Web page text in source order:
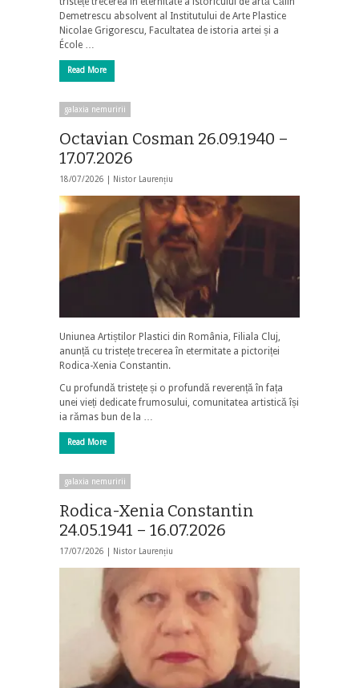
Demetrescu absolvent al Institutului de Arte Plastice
Nicolae Grigorescu, Facultatea de istoria artei și a
École …
Read More
galaxia nemuririi
Octavian Cosman 26.09.1940 –
17.07.2026
18/07/2026 | Nistor Laurențiu
Uniunea Artiștilor Plastici din România, Filiala Cluj,
anunță cu tristețe trecerea în etermitate a pictoriței
Rodica-Xenia Constantin.
Cu profundă tristețe și o profundă reverență în fața
unei vieți dedicate frumosului, comunitatea artistică își
ia rămas bun de la …
Read More
galaxia nemuririi
Rodica-Xenia Constantin
24.05.1941 – 16.07.2026
17/07/2026 | Nistor Laurențiu